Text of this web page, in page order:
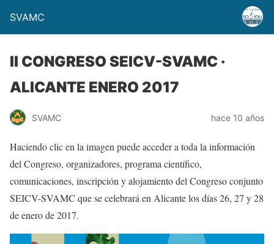
SVAMC
II CONGRESO SEICV-SVAMC ·
ALICANTE ENERO 2017
SVAMC hace 10 años
Haciendo clic en la imagen puede acceder a toda la información
del Congreso, organizadores, programa científico,
comunicaciones, inscripción y alojamiento del Congreso conjunto
SEICV-SVAMC que se celebrará en Alicante los días 26, 27 y 28
de enero de 2017.